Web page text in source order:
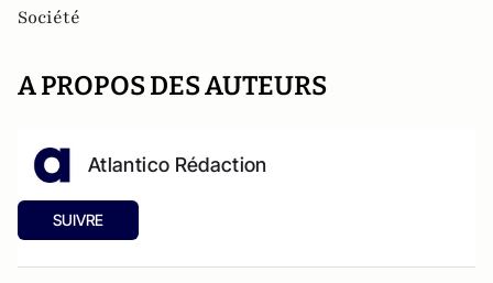
Société
A PROPOS DES AUTEURS
Atlantico Rédaction
SUIVRE